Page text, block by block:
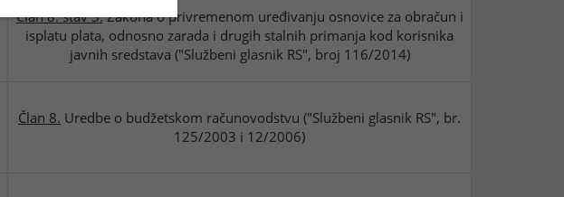
Član 8. stav 3.Zakona o privremenom uređivanju osnovice za obračun i
isplatu plata, odnosno zarada i drugih stalnih primanja kod korisnika
javnih sredstava ("Službeni glasnik RS", broj 116/2014)
Član 8. Uredbe o budžetskom računovodstvu ("Službeni glasnik RS", br.
125/2003 i 12/2006)